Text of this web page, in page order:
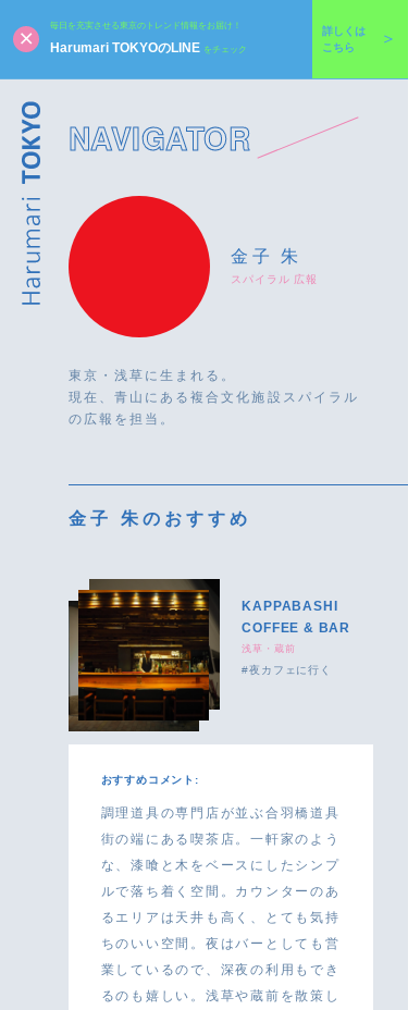
毎日を充実させる東京のトレンド情報をお届け！
Harumari TOKYOのLINE をチェック
詳しくは
こちら
NAVIGATOR
金子 朱
スパイラル 広報
東京・浅草に生まれる。
現在、青山にある複合文化施設スパイラル
の広報を担当。
金子 朱のおすすめ
KAPPABASHI
COFFEE & BAR
浅草・蔵前
夜カフェに行く
おすすめコメント:
調理道具の専門店が並ぶ合羽橋道具
街の端にある喫茶店。一軒家のよう
な、漆喰と木をベースにしたシンプ
ルで落ち着く空間。カウンターのあ
るエリアは天井も高く、とても気持
ちのいい空間。夜はバーとしても営
業しているので、深夜の利用もでき
るのも嬉しい。浅草や蔵前を散策し